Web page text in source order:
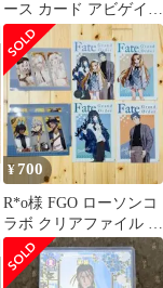
ース カード アビゲイル
＆斎藤一
¥700
R*o様 FGO ローソンコ
ラボ クリアファイル 6
種類7枚セット